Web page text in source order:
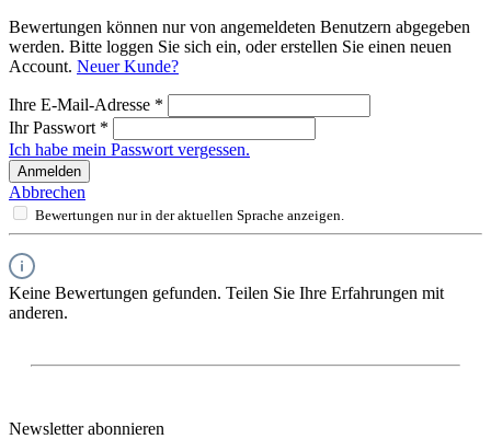
Bewertungen können nur von angemeldeten Benutzern abgegeben
werden. Bitte loggen Sie sich ein, oder erstellen Sie einen neuen
Account. Neuer Kunde?
Ihre E-Mail-Adresse *
Ihr Passwort *
Ich habe mein Passwort vergessen.
Anmelden
Abbrechen
Bewertungen nur in der aktuellen Sprache anzeigen.
Keine Bewertungen gefunden. Teilen Sie Ihre Erfahrungen mit
anderen.
Newsletter abonnieren